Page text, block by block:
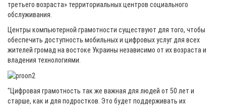
третьего возраста» территориальных центров социального
обслуживания.
Центры компьютерной грамотности существуют для того, чтобы
обеспечить доступность мобильных и цифровых услуг для всех
жителей громад на востоке Украины независимо от их возраста и
владения технологиями.
"Цифровая грамотность так же важная для людей от 50 лет и
старше, как и для подростков. Это будет поддерживать их